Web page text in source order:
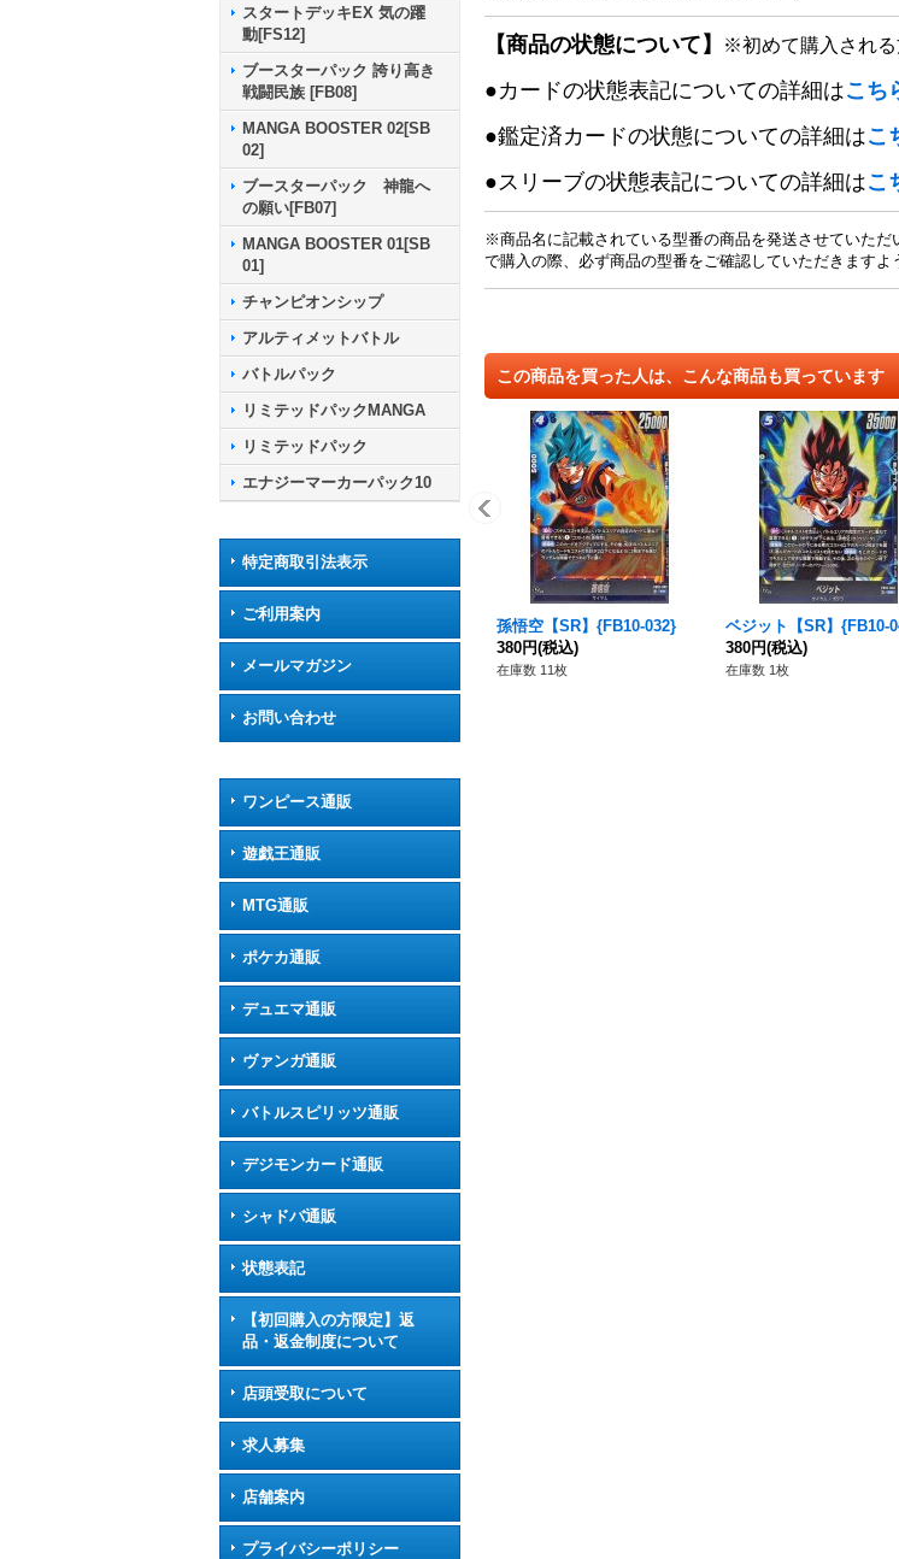
スタートデッキEX 気の躍
動[FS12]
ブースターパック 誇り高き
戦闘民族 [FB08]
MANGA BOOSTER 02[SB
02]
ブースターパック 神龍へ
の願い[FB07]
MANGA BOOSTER 01[SB
01]
チャンピオンシップ
アルティメットバトル
バトルパック
リミテッドパックMANGA
リミテッドパック
エナジーマーカーパック10
特定商取引法表示
ご利用案内
メールマガジン
お問い合わせ
ワンピース通販
遊戯王通販
MTG通販
ポケカ通販
デュエマ通販
ヴァンガ通販
バトルスピリッツ通販
デジモンカード通販
シャドバ通販
状態表記
【初回購入の方限定】返
品・返金制度について
店頭受取について
求人募集
店舗案内
プライバシーポリシー
【商品の状態について】 ※初めて購入される
●カードの状態表記についての詳細はこち
●鑑定済カードの状態についての詳細はこ
●スリーブの状態表記についての詳細はこ
※商品名に記載されている型番の商品を発送させていた
で購入の際、必ず商品の型番をご確認していただきますよ
この商品を買った人は、こんな商品も買っています
孫悟空【SR】{FB10-032}
380円(税込)
在庫数 11枚
ベジット【SR】{FB10-
380円(税込)
在庫数 1枚